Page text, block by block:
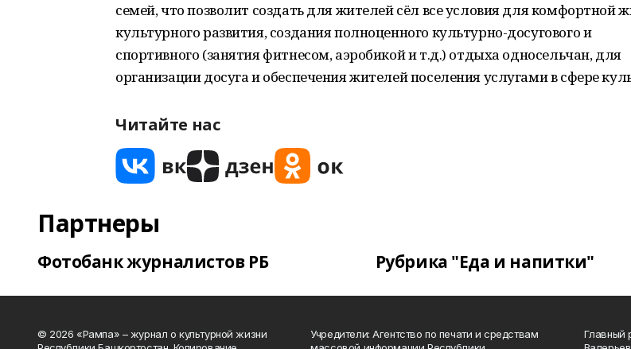
семей, что позволит создать для жителей сёл все условия для комфортной
культурного развития, создания полноценного культурно-досугового и
спортивного (занятия фитнесом, аэробикой и т.д.) отдыха односельчан, для
организации досуга и обеспечения жителей поселения услугами в сфере
Читайте нас
Партнеры
Фотобанк журналистов РБ Рубрика "Еда и напитки"
© 2026 «Рампа» – журнал о культурной жизни
Учредители: Агентство по печати и средствам
Главный